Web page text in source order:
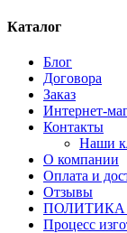
Каталог
Блог
Договора
Заказ
Интернет-
Контакты
Наши
О компании
Оплата и
Отзывы
Процесс